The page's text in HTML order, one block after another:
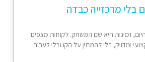
בלי מרכזייה כבדה
זמינות היא שם המשחק. לקוחות מצפים
ומדויק, בלי להמתין על הקו ובלי לעבור